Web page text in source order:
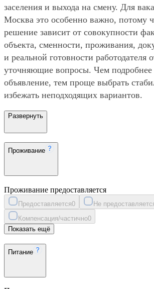
заселения и выхода на смену. Для
Москва это особенно важно, потому
решение зависит от совокупности
объекта, сменности, проживания,
и реальной готовности работодателя
уточняющие вопросы. Чем подробнее
объявление, тем проще выбрать
избежать неподходящих вариантов.
Развернуть
Проживание
Проживание предоставляется
Предоставляется0 Не
Компенсация/частично0
Показать ещё
Питание